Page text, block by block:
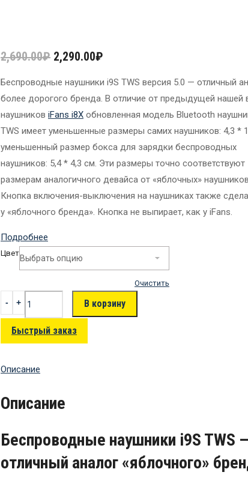
2,690.00₽ 2,290.00₽
Беспроводные наушники i9S TWS версия 5.0 — отличный
более дорогого бренда. В отличие от предыдущей нашей
наушников iFans i8X обновленная модель Bluetooth
TWS имеет уменьшенные размеры самих наушников: 4,3 *
уменьшенный размер бокса для зарядки беспроводных
наушников: 5,4 * 4,3 см. Эти размеры точно соответствуют
размерам аналогичного девайса от «яблочных»
Кнопка включения-выключения на наушниках также
у «яблочного бренда». Кнопка не выпирает, как у iFans.
Подробнее
Цвет
Очистить
В корзину
Быстрый заказ
Описание
Описание
Беспроводные наушники i9S TWS
отличный аналог «яблочного»